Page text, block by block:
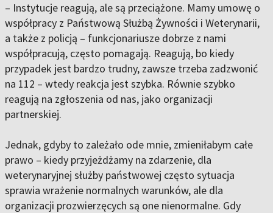
– Instytucje reagują, ale są przeciążone. Mamy umowę o
współpracy z Państwową Służbą Żywności i Weterynarii,
a także z policją – funkcjonariusze dobrze z nami
współpracują, często pomagają. Reagują, bo kiedy
przypadek jest bardzo trudny, zawsze trzeba zadzwonić
na 112 – wtedy reakcja jest szybka. Równie szybko
reagują na zgłoszenia od nas, jako organizacji
partnerskiej.
Jednak, gdyby to zależało ode mnie, zmieniłabym całe
prawo – kiedy przyjeżdżamy na zdarzenie, dla
weterynaryjnej służby państwowej często sytuacja
sprawia wrażenie normalnych warunków, ale dla
organizacji prozwierzęcych są one nienormalne. Gdy